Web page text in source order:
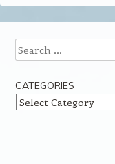
Search
CATEGORIES
Categories